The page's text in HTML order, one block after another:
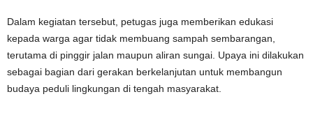
Dalam kegiatan tersebut, petugas juga memberikan edukasi
kepada warga agar tidak membuang sampah sembarangan,
terutama di pinggir jalan maupun aliran sungai. Upaya ini dilakukan
sebagai bagian dari gerakan berkelanjutan untuk membangun
budaya peduli lingkungan di tengah masyarakat.